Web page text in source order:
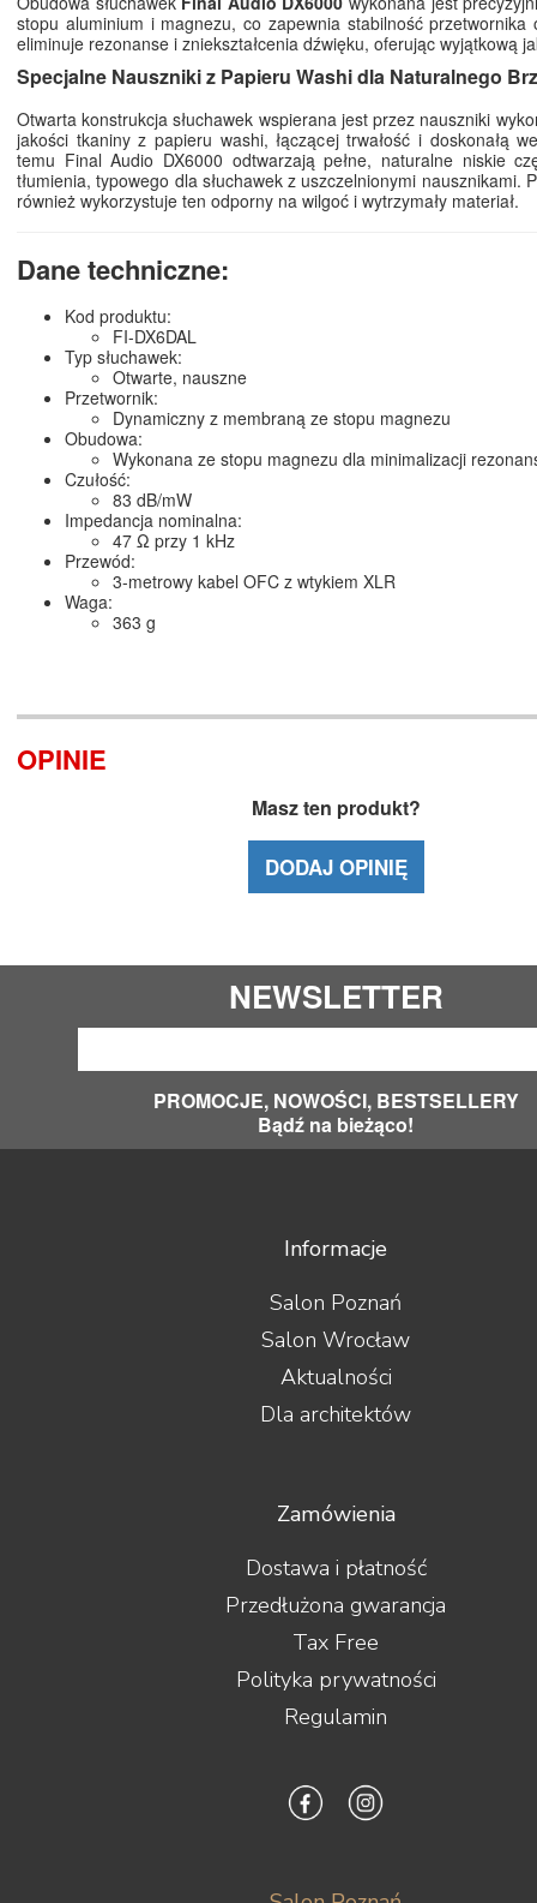
stopu aluminium i magnezu, co zapewnia stabilność przetwornika
eliminuje rezonanse i zniekształcenia dźwięku, oferując wyjątkową
Specjalne Nauszniki z Papieru Washi dla Naturalnego
Otwarta konstrukcja słuchawek wspierana jest przez nauszniki
jakości tkaniny z papieru washi, łączącej trwałość i doskonałą
temu Final Audio DX6000 odtwarzają pełne, naturalne niskie
tłumienia, typowego dla słuchawek z uszczelnionymi nausznikami.
również wykorzystuje ten odporny na wilgoć i wytrzymały materiał.
Dane techniczne:
Kod produktu:
FI-DX6DAL
Typ słuchawek:
Otwarte, nauszne
Przetwornik:
Dynamiczny z membraną ze stopu magnezu
Obudowa:
Wykonana ze stopu magnezu dla minimalizacji
Czułość:
83 dB/mW
Impedancja nominalna:
47 Ω przy 1 kHz
Przewód:
3-metrowy kabel OFC z wtykiem XLR
Waga:
363 g
OPINIE
Masz ten produkt?
DODAJ OPINIĘ
NEWSLETTER
PROMOCJE, NOWOŚCI, BESTSELLERY
Bądź na bieżąco!
Informacje
Salon Poznań
Salon Wrocław
Aktualności
Dla architektów
Zamówienia
Dostawa i płatność
Przedłużona gwarancja
Tax Free
Polityka prywatności
Regulamin